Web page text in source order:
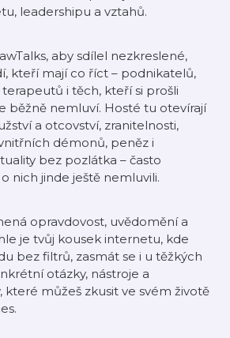
leadershipu a vztahů.
aby sdílel nezkreslené,
kteří mají co říct – podnikatelů,
i těch, kteří si prošli
běžně nemluví. Hosté tu otevírají
a otcovství, zranitelnosti,
démonů, peněz i
bez pozlátka – často
nich jinde ještě nemluvili.
opravdovost, uvědomění a
je tvůj kousek internetu, kde
bez filtrů, zasmát se i u těžkých
otázky, nástroje a
můžeš zkusit ve svém životě